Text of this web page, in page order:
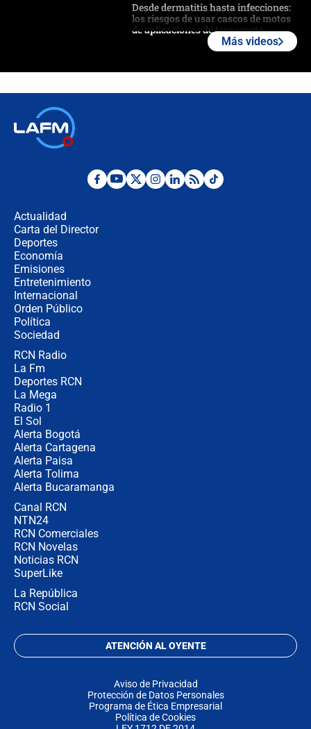
Desde dermatitis hasta infecciones:
los riesgos de usar cascos de motos
de aplicaciones de transporte
Posesión de Abelardo De La Espriella
Más videos
Actualidad
Carta del Director
Deportes
Economía
Emisiones
Entretenimiento
Internacional
Orden Público
Política
Sociedad
RCN Radio
La Fm
Deportes RCN
La Mega
Radio 1
El Sol
Alerta Bogotá
Alerta Cartagena
Alerta Paisa
Alerta Tolima
Alerta Bucaramanga
Canal RCN
NTN24
RCN Comerciales
RCN Novelas
Noticias RCN
SuperLike
La República
RCN Social
ATENCIÓN AL OYENTE
Aviso de Privacidad
Protección de Datos Personales
Programa de Ética Empresarial
Política de Cookies